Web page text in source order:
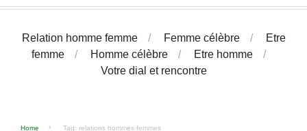
Relation homme femme Femme célèbre
Etre
femme
Homme célèbre
Etre homme
Votre dial et rencontre
Home Tag: relations hommes femmes